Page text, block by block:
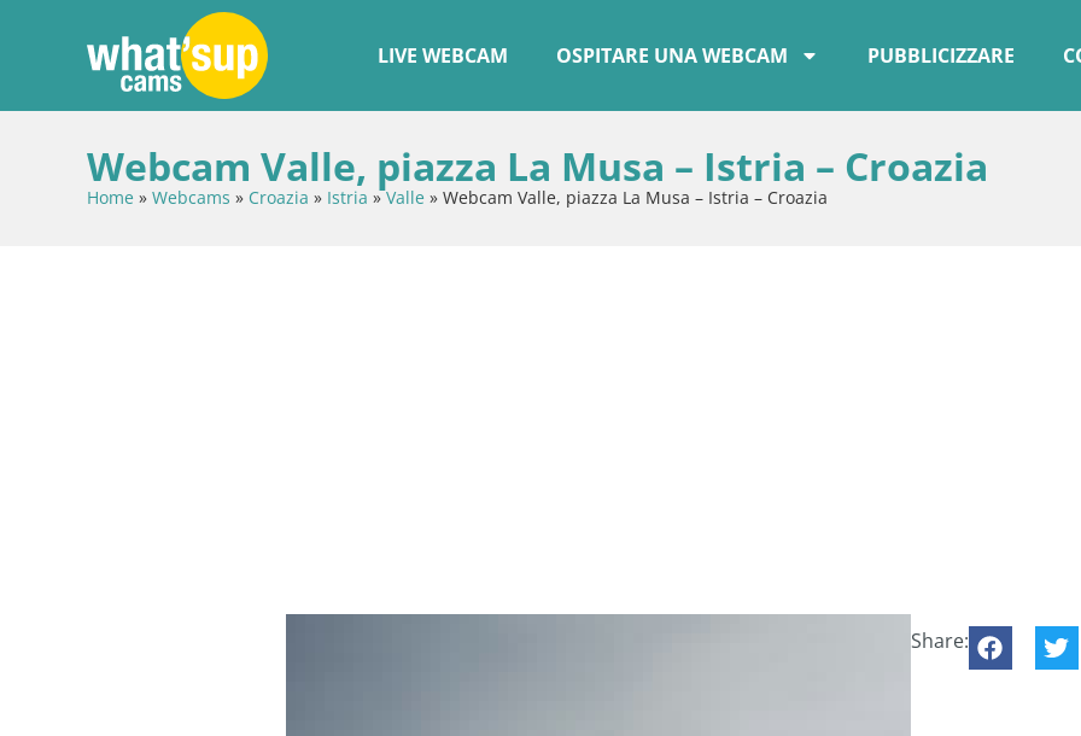
LIVE WEBCAM OSPITARE UNA WEBCAM PUBBLICIZZARE
Webcam Valle, piazza La Musa – Istria – Croazia
Home » Webcams » Croazia » Istria »Valle » Webcam Valle, piazza La Musa – Istria – Croazia
Share: